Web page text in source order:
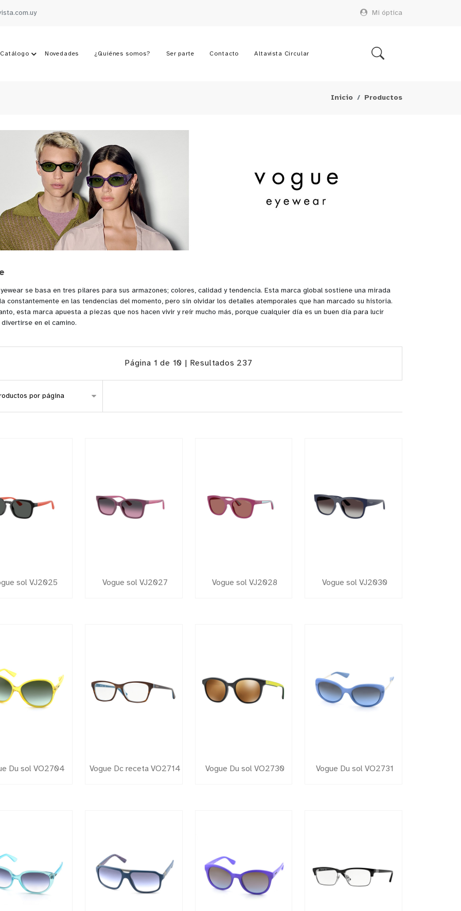
Mi óptica
Catálogo Novedades ¿Quiénes somos? Ser parte Contacto Altavista Circular
Inicio Productos
se basa en tres pilares para sus armazones; colores, calidad y tendencia. Esta marca global sostiene una mirada
constantemente en las tendencias del momento, pero sin olvidar los detalles atemporales que han marcado su historia.
esta marca apuesta a piezas que nos hacen vivir y reír mucho más, porque cualquier día es un buen día para lucir
divertirse en el camino.
Página 1 de 10 | Resultados 237
sol VJ2025 Vogue sol VJ2027 Vogue sol VJ2028 Vogue sol VJ2030
Du sol VO2704 Vogue Dc receta VO2714 Vogue Du sol VO2730 Vogue Du sol VO2731